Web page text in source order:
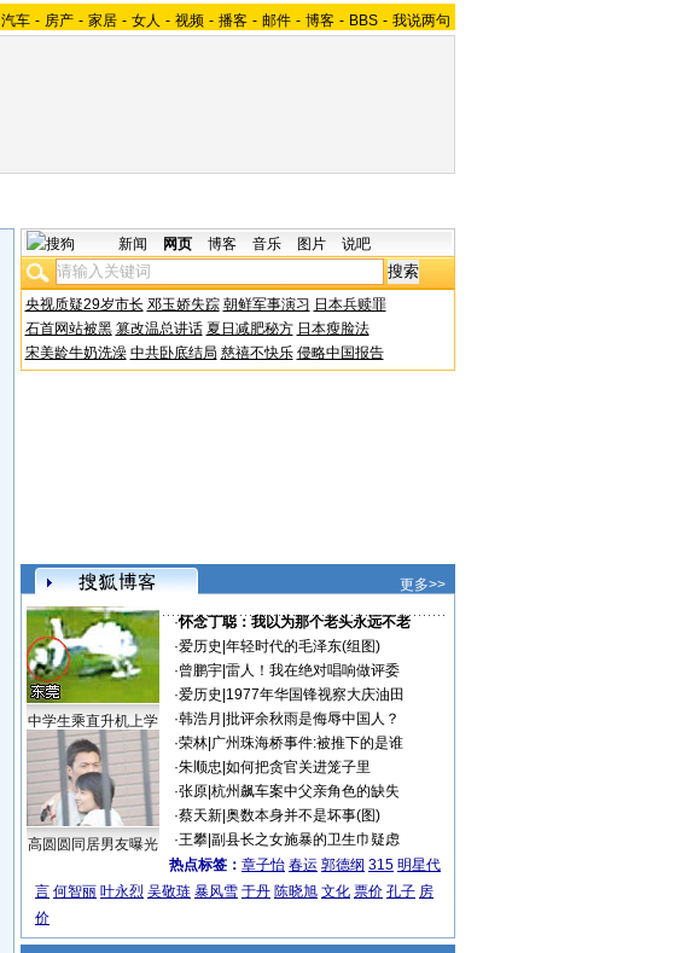
汽车 - 房产 - 家居 - 女人 - 视频 - 播客 - 邮件 - 博客 - BBS - 我说两句
新闻 网页 博客 音乐 图片 说吧
央视质疑29岁市长 邓玉娇失踪 朝鲜军事演习 日本兵赎罪
石首网站被黑 篡改温总讲话 夏日减肥秘方 日本瘦脸法
宋美龄牛奶洗澡 中共卧底结局 慈禧不快乐 侵略中国报告
更多>>
中学生乘直升机上学
高圆圆同居男友曝光
·怀念丁聪：我以为那个老头永远不老
·爱历史 年轻时代的毛泽东(组图)
·曾鹏宇| 雷人！我在绝对唱响做评委
·爱历史 1977年华国锋视察大庆油田
·韩浩月 批评余秋雨是侮辱中国人？
·荣林| 广州珠海桥事件:被推下的是谁
·朱顺忠 如何把贪官关进笼子里
·张原| 杭州飙车案中父亲角色的缺失
·蔡天新| 奥数本身并不是坏事(图)
·王攀| 副县长之女施暴的卫生巾疑虑
热点标签： 章子怡 春运 郭德纲 315 明星代
言 何智丽 叶永烈 吴敬琏 暴风雪 于丹 陈晓旭 文化 票价 孔子 房
价